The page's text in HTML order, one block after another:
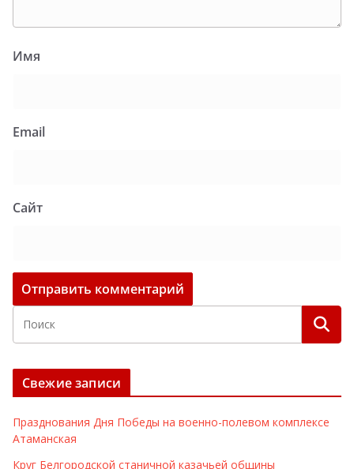
Имя
Email
Сайт
Свежие записи
Празднования Дня Победы на военно-полевом комплексе
Атаманская
Круг Белгородской станичной казачьей общины